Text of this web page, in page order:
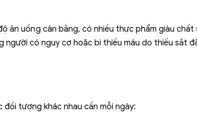
ăn uống cân bằng, có nhiều thực phẩm giàu
có nguy cơ hoặc bị thiếu máu do thiếu sắt
đối tượng khác nhau cần mỗi ngày: